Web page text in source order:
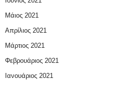
Μάιος 2021
Απρίλιος 2021
Μάρτιος 2021
Φεβρουάριος 2021
Ιανουάριος 2021